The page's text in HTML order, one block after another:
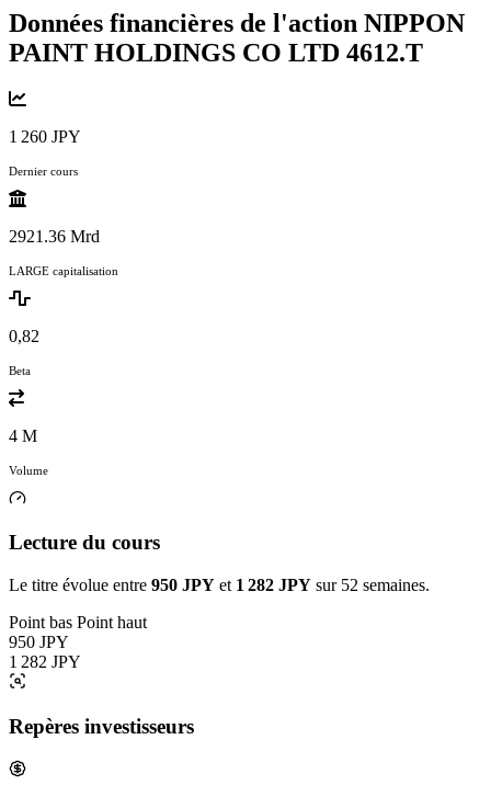
Données financières de l'action NIPPON
PAINT HOLDINGS CO LTD 4612.T
1 260 JPY
Dernier cours
2921.36 Mrd
LARGE capitalisation
0,82
Beta
4 M
Volume
Lecture du cours
Le titre évolue entre 950 JPY et 1 282 JPY sur 52 semaines.
Point bas Point haut
950 JPY
1 282 JPY
Repères investisseurs